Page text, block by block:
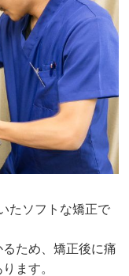
たソフトな矯正で
ため、矯正後に痛
ます。